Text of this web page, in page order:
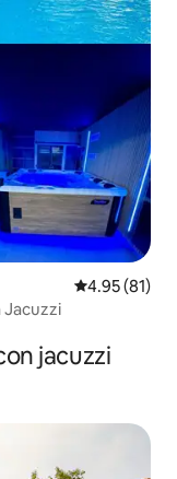
Calificación
4.95 (81)
Sauna Jacuzzi
jacuzzi